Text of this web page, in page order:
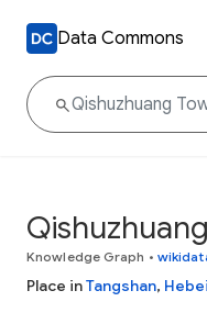
Data Commons
Knowledge Graph •
Place inTangshan, Hebei